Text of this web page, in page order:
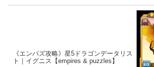
《エンパズ攻略》星5ドラゴンデータリス
ト｜イグニス【empires & puzzles】